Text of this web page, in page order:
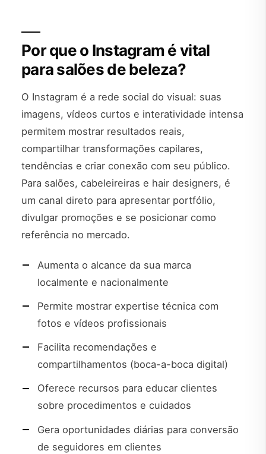
Por que o Instagram é vital
para salões de beleza?
O Instagram é a rede social do visual: suas
imagens, vídeos curtos e interatividade intensa
permitem mostrar resultados reais,
compartilhar transformações capilares,
tendências e criar conexão com seu público.
Para salões, cabeleireiras e hair designers, é
um canal direto para apresentar portfólio,
divulgar promoções e se posicionar como
referência no mercado.
Aumenta o alcance da sua marca
localmente e nacionalmente
Permite mostrar expertise técnica com
fotos e vídeos profissionais
Facilita recomendações e
compartilhamentos (boca-a-boca digital)
Oferece recursos para educar clientes
sobre procedimentos e cuidados
Gera oportunidades diárias para conversão
de seguidores em clientes